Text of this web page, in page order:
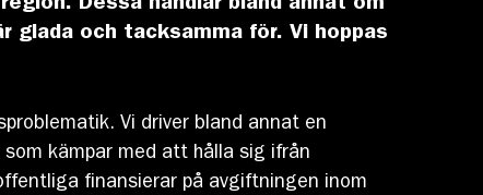
Dessa handlar bland annat om
och tacksamma för. Vi hoppas
Vi driver bland annat en
kämpar med att hålla sig ifrån
finansierar på avgiftningen inom